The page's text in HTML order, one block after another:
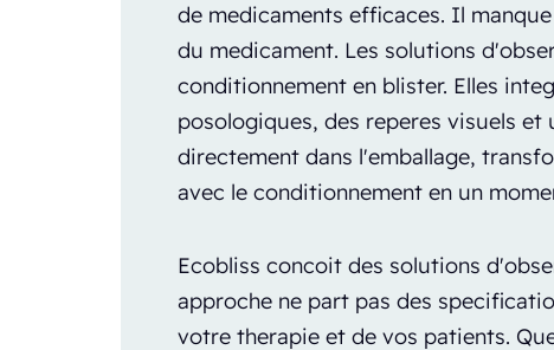
de medicaments efficaces. Il
du medicament. Les solutions
conditionnement en blister. Elles
posologiques, des reperes visuels
directement dans l'emballage,
avec le conditionnement en un
Ecobliss concoit des solutions
approche ne part pas des
votre therapie et de vos patients.